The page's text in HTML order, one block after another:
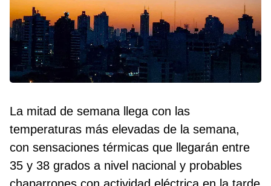
La mitad de semana llega con las
temperaturas más elevadas de la semana,
con sensaciones térmicas que llegarán entre
35 y 38 grados a nivel nacional y probables